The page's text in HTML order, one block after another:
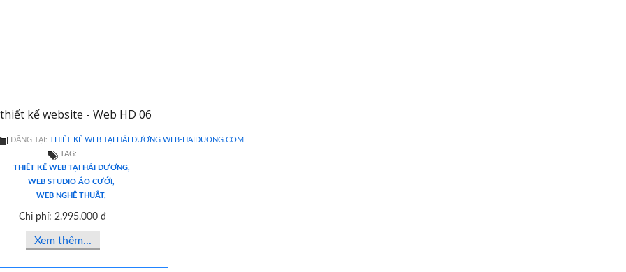
kế website - Web HD 06
ĐĂNG TẠI: THIẾT KẾ WEB TẠI HẢI DƯƠNG WEB-HAIDUONG.COM
TAG:
THIẾT KẾ WEB TẠI HẢI DƯƠNG,
WEB STUDIO ÁO CƯỚI,
WEB NGHỆ THUẬT,
Chi phí: 2.995.000 đ
Xem thêm...